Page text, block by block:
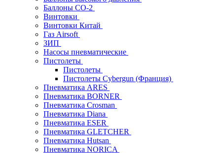
Баллоны СО-2
Винтовки
Винтовки Китай
Газ Airsoft
ЗИП
Насосы пневматические
Пистолеты
Пистолеты
Пистолеты Cybergun (Франция)
Пневматика ARES
Пневматика BORNER
Пневматика Crosman
Пневматика Diana
Пневматика ESER
Пневматика GLETCHER
Пневматика Hutsan
Пневматика NORICA